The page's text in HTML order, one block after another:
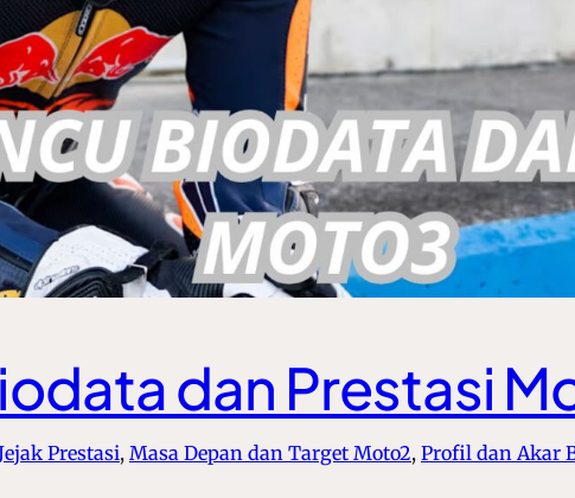
dan Prestasi
Prestasi, Masa Depan dan Target Moto2, Profil dan Akar